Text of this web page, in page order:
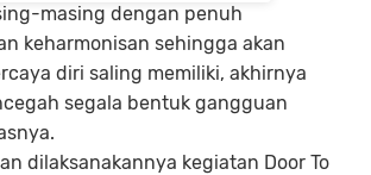
masing dengan penuh
keharmonisan sehingga akan
diri saling memiliki, akhirnya
segala bentuk gangguan
dilaksanakannya kegiatan Door To